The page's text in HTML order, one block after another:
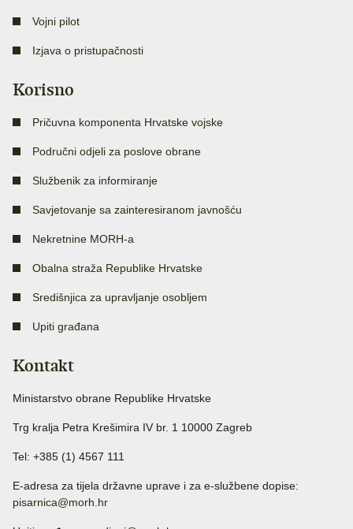
Vojni pilot
Izjava o pristupačnosti
Korisno
Pričuvna komponenta Hrvatske vojske
Područni odjeli za poslove obrane
Službenik za informiranje
Savjetovanje sa zainteresiranom javnošću
Nekretnine MORH-a
Obalna straža Republike Hrvatske
Središnjica za upravljanje osobljem
Upiti građana
Kontakt
Ministarstvo obrane Republike Hrvatske
Trg kralja Petra Krešimira IV br. 1 10000 Zagreb
Tel: +385 (1) 4567 111
E-adresa za tijela državne uprave i za e-službene dopise:
pisarnica@morh.hr